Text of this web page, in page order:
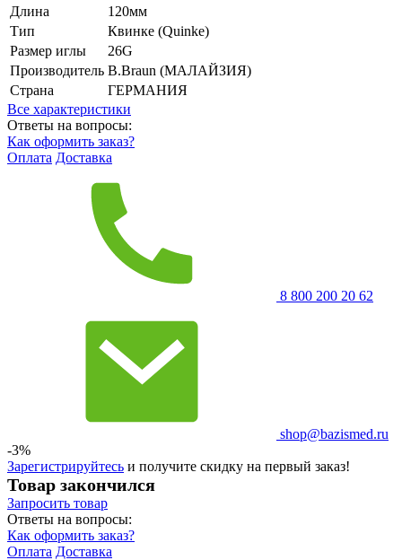
Длина
120мм
Тип
Квинке (Quinke)
Размер иглы
26G
Производитель B.Braun (МАЛАЙЗИЯ)
Страна
ГЕРМАНИЯ
Все характеристики
Ответы на вопросы:
Как оформить заказ?
Оплата Доставка
8 800 200 20 62
shop@bazismed.ru
-3%
Зарегистрируйтесь и получите скидку на первый заказ!
Товар закончился
Запросить товар
Ответы на вопросы:
Как оформить заказ?
Оплата Доставка